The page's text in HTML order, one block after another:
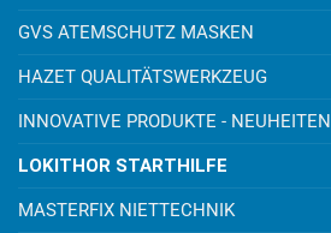
GVS ATEMSCHUTZ MASKEN
HAZET QUALITÄTSWERKZEUG
INNOVATIVE PRODUKTE - NEUHEITEN
LOKITHOR STARTHILFE
MASTERFIX NIETTECHNIK